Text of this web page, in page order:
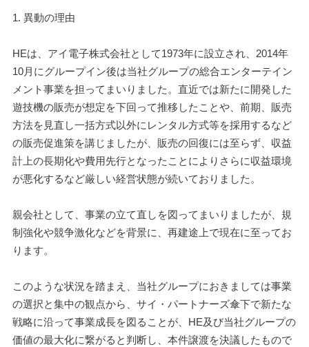
1. 異動の理由
HEは、アイ電子株式会社として1973年に設立され、2014年
10月にグループイン後は当社グループの総合エンターテイン
メント事業を担ってまいりました。直近では新たに開発した
遊技機の販売が想定を下回って推移したことや、前期、販売
方法を見直し一括方式以外にレンタル方式等を採用するなど
の販売促進策を講じましたが、販売の回復には至らず、収益
計上の長期化や費用先行となったことによりさらに収益環境
が悪化するなど厳しい経営状態が続いておりました。
親会社として、事業の立て直しを図ってまいりましたが、規
制強化や競争激化などを背景に、再建途上で現在に至ってお
ります。
このような状況を踏まえ、当社グループにおきましては事業
の選択と集中の観点から、サイ・パートナーズ傘下で新たな
戦略に沿って事業成長を図ることが、HE及び当社グループの
価値の最大化に繋がると判断し、本件譲渡を決議したもので